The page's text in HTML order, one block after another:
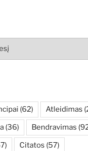
(62) Atleidimas
(36) Bendravimas
Citatos (57)